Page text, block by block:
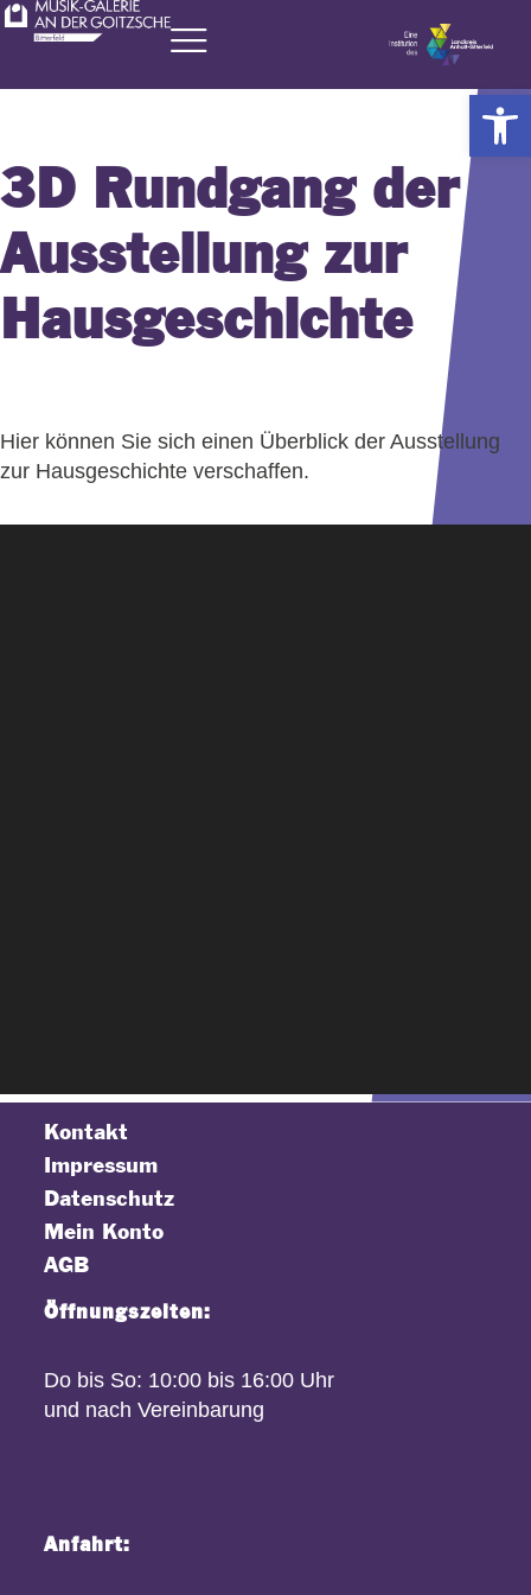
Zum
Inhalt
3D Rundgang der
Ausstellung zur
Hausgeschichte
Hier können Sie sich einen Überblick der Ausstellung
zur Hausgeschichte verschaffen.
Kontakt
Impressum
Datenschutz
Mein Konto
AGB
Öffnungszeiten:
Do bis So: 10:00 bis 16:00 Uhr
und nach Vereinbarung
Anfahrt: